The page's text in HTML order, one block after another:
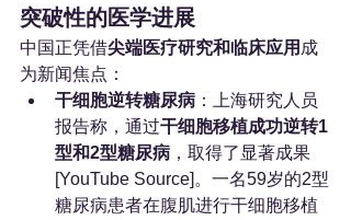
突破性的医学进展
中国正凭借尖端医疗研究和临床应用 成
为新闻焦点：
干细胞逆转糖尿病 ：上海研究人员
报告称，通过干细胞移植成功逆转1
型和2型糖尿病 ，取得了显著成果
[YouTube Source]。一名59岁的2型
糖尿病患者在腹肌进行干细胞移植